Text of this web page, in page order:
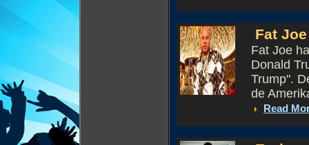
Fat
Fat Joe
Donald
Trump".
de
Read